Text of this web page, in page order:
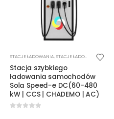
STACJE ŁADOWANIA,STACJE ŁADOWANIA DC
Stacja szybkiego
ładowania samochodów
Sola Speed-e DC(60-480
kW | CCS | CHADEMO | AC)